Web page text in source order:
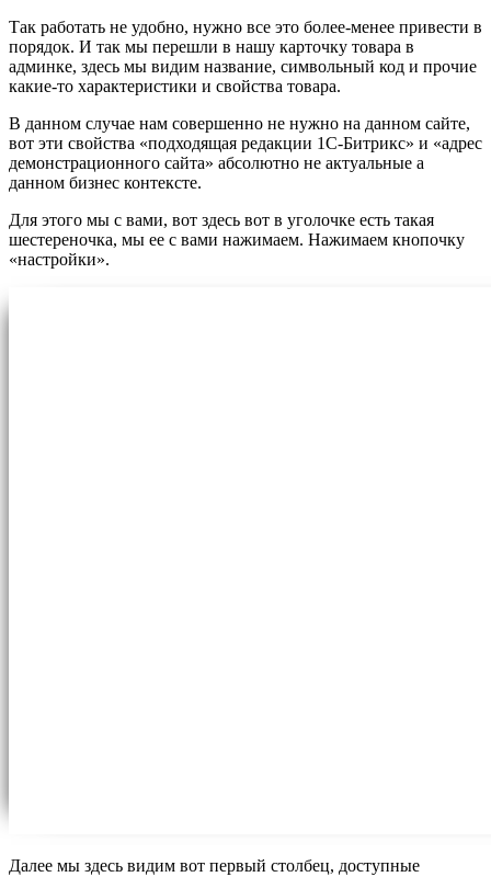
Так работать не удобно, нужно все это более-менее привести в
порядок. И так мы перешли в нашу карточку товара в
админке, здесь мы видим название, символьный код и прочие
какие-то характеристики и свойства товара.
В данном случае нам совершенно не нужно на данном сайте,
вот эти свойства «подходящая редакции 1С-Битрикс» и «адрес
демонстрационного сайта» абсолютно не актуальные а
данном бизнес контексте.
Для этого мы с вами, вот здесь вот в уголочке есть такая
шестереночка, мы ее с вами нажимаем. Нажимаем кнопочку
«настройки».
Далее мы здесь видим вот первый столбец, доступные